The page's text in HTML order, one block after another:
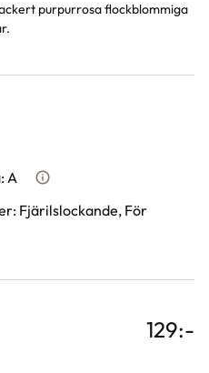
purpurrosa flockblommiga
:A Vad betyder
: Fjärilslockande, För
129:-